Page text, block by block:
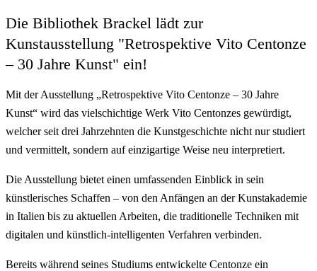
Die Bibliothek Brackel lädt zur
Kunstausstellung "Retrospektive Vito Centonze
– 30 Jahre Kunst" ein!
Mit der Ausstellung „Retrospektive Vito Centonze – 30 Jahre
Kunst“ wird das vielschichtige Werk Vito Centonzes gewürdigt,
welcher seit drei Jahrzehnten die Kunstgeschichte nicht nur studiert
und vermittelt, sondern auf einzigartige Weise neu interpretiert.
Die Ausstellung bietet einen umfassenden Einblick in sein
künstlerisches Schaffen – von den Anfängen an der Kunstakademie
in Italien bis zu aktuellen Arbeiten, die traditionelle Techniken mit
digitalen und künstlich-intelligenten Verfahren verbinden.
Bereits während seines Studiums entwickelte Centonze ein